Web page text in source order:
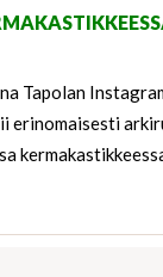
Tapolan
erinomaisesti